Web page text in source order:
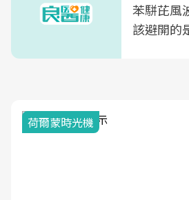
苯駢芘風
該避開的
荷爾蒙時光機